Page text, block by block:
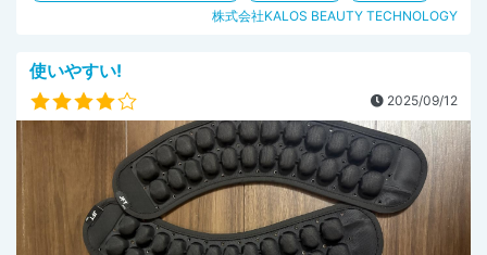
株式会社KALOS BEAUTY TECHNOLOGY
使いやすい!
2025/09/12